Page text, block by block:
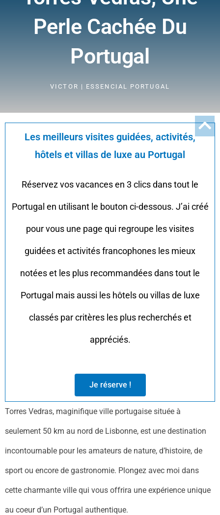
Perle Cachée Du
Portugal
VICTOR | ESSENCIAL PORTUGAL
Les meilleurs visites guidées, activités,
hôtels et villas de luxe au Portugal
Réservez vos vacances en 3 clics dans tout le
Portugal en utilisant le bouton ci-dessous. J’ai créé
pour vous une page qui regroupe les visites
guidées et activités francophones les mieux
notées et les plus recommandées dans tout le
Portugal mais aussi les hôtels ou villas de luxe
classés par critères les plus recherchés et
appréciés.
Je réserve !
Torres Vedras, maginifique ville portugaise située à
seulement 50 km au nord de Lisbonne, est une destination
incontournable pour les amateurs de nature, d’histoire, de
sport ou encore de gastronomie. Plongez avec moi dans
cette charmante ville qui vous offrira une expérience unique
au coeur d’un Portugal authentique.